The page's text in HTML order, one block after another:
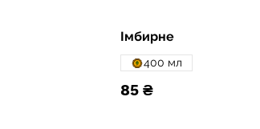
Імбирне
85 ₴
400 мл